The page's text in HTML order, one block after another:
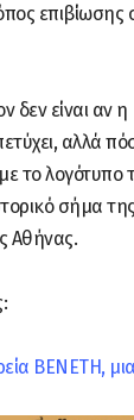
επιβίωσης
δεν είναι αν η
αλλά
το λογότυπο
σήμα
Αθήνας.
ΒΕΝΕΤΗ,